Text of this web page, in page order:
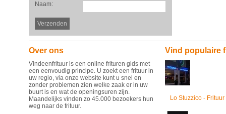
Naam:
Over ons
Vindeenfrituur is een online frituren gids met
een eenvoudig principe. U zoekt een frituur in
uw regio, via onze website kunt u snel en
zonder problemen zien welke zaak er in uw
buurt is en wat de openingsuren zijn.
Maandelijks vinden zo 45.000 bezoekers hun
weg naar de frituur.
Vind populaire
Lo Stuzzico -